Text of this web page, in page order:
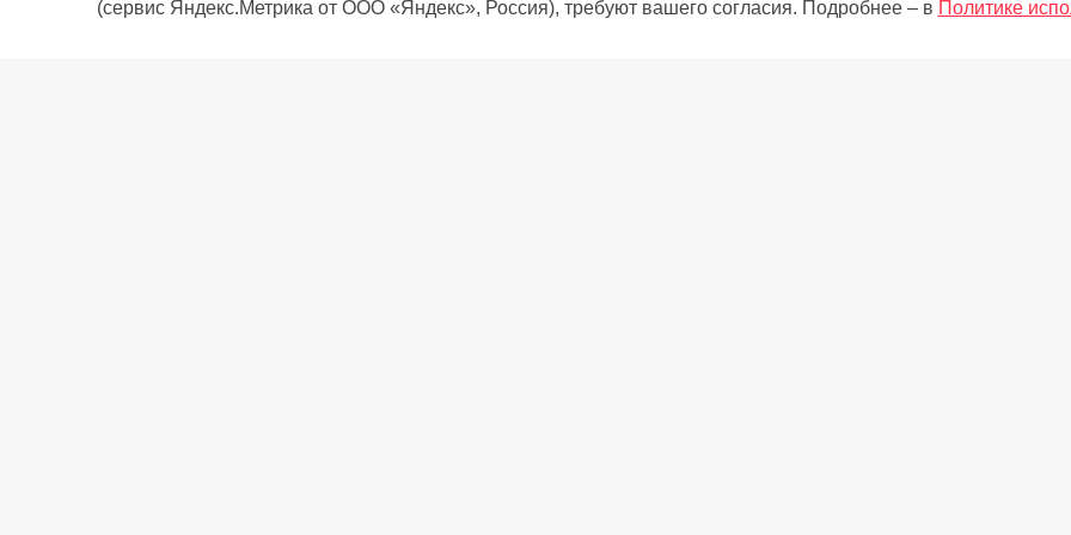
(сервис Яндекс.Метрика от ООО «Яндекс», Россия), требуют вашего согласия. Подробнее – в Политике